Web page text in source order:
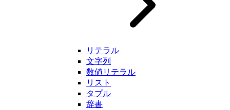
リテラル
文字列
数値リテラル
リスト
タプル
辞書